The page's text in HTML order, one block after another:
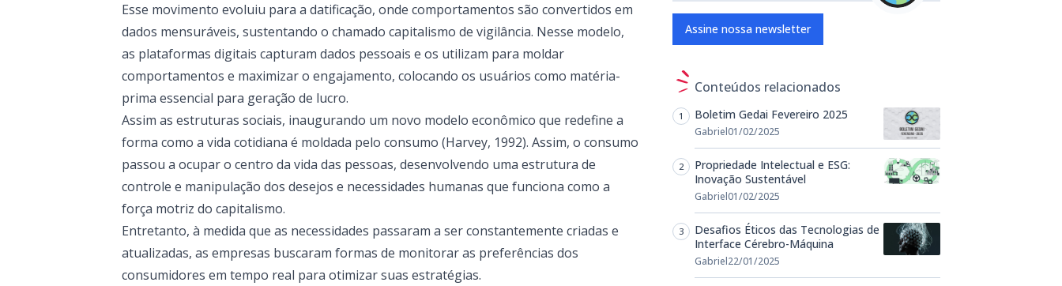
Esse movimento evoluiu para a datificação, onde comportamentos são convertidos em
dados mensuráveis, sustentando o chamado capitalismo de vigilância. Nesse modelo,
as plataformas digitais capturam dados pessoais e os utilizam para moldar
comportamentos e maximizar o engajamento, colocando os usuários como matéria-
prima essencial para geração de lucro.
Assim as estruturas sociais, inaugurando um novo modelo econômico que redefine a
forma como a vida cotidiana é moldada pelo consumo (Harvey, 1992). Assim, o consumo
passou a ocupar o centro da vida das pessoas, desenvolvendo uma estrutura de
controle e manipulação dos desejos e necessidades humanas que funciona como a
força motriz do capitalismo.
Entretanto, à medida que as necessidades passaram a ser constantemente criadas e
atualizadas, as empresas buscaram formas de monitorar as preferências dos
consumidores em tempo real para otimizar suas estratégias.
Assine nossa newsletter
Conteúdos relacionados
Boletim Gedai Fevereiro 2025
Gabriel01/02/2025
Propriedade Intelectual e ESG:
Inovação Sustentável
Gabriel01/02/2025
Desafios Éticos das Tecnologias de
Interface Cérebro-Máquina
Gabriel22/01/2025